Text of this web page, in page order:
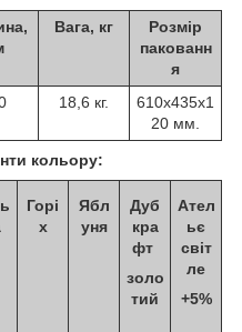
Вага, кг
Розмір
пакованн
я
18,6 кг.
610х435х1
20 мм.
кольору:
Горі
х
Ябл
уня
Дуб
кра
фт
золо
тий
Ател
ьє
світ
ле
+5%